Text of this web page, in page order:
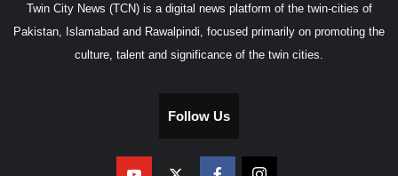
Twin City News (TCN) is a digital news platform of the twin-cities of
Pakistan, Islamabad and Rawalpindi, focused primarily on promoting the
culture, talent and significance of the twin cities.
Follow Us